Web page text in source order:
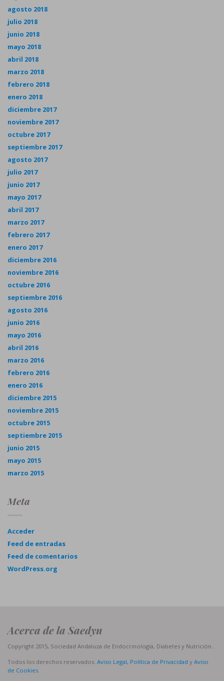
agosto 2018
julio 2018
junio 2018
mayo 2018
abril 2018
marzo 2018
febrero 2018
enero 2018
diciembre 2017
noviembre 2017
octubre 2017
septiembre 2017
agosto 2017
julio 2017
junio 2017
mayo 2017
abril 2017
marzo 2017
febrero 2017
enero 2017
diciembre 2016
noviembre 2016
octubre 2016
septiembre 2016
agosto 2016
junio 2016
mayo 2016
abril 2016
marzo 2016
febrero 2016
enero 2016
diciembre 2015
noviembre 2015
octubre 2015
septiembre 2015
junio 2015
mayo 2015
marzo 2015
Meta
Acceder
Feed de entradas
Feed de comentarios
WordPress.org
Acerca de la Saedyn
Copyright 2015, Sociedad Andaluza de Endocrinología, Diabetes y Nutrición..
Todos los derechos reservados. Aviso Legal, Política de Privacidad y Aviso
de Cookies